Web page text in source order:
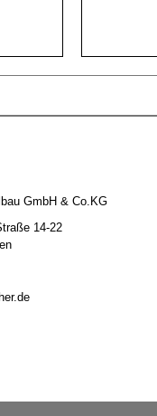
GmbH & Co.KG
14-22